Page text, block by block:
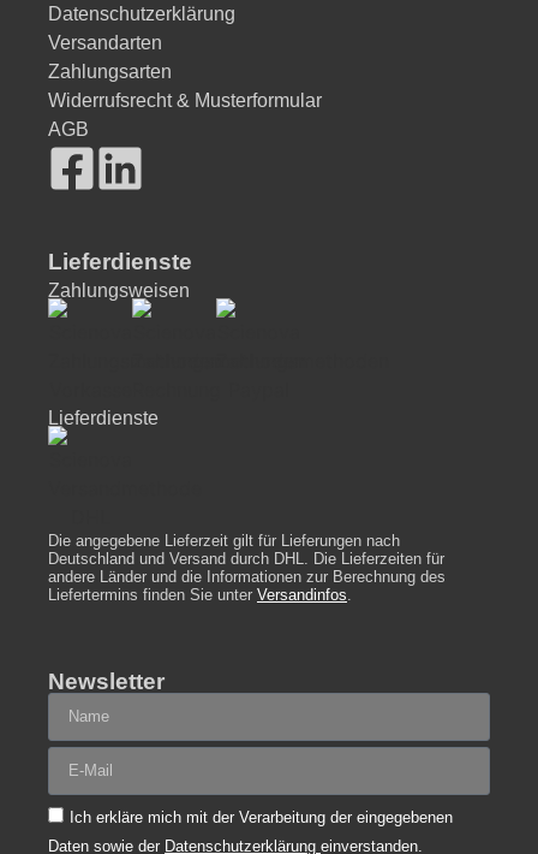
Datenschutzerklärung
Versandarten
Zahlungsarten
Widerrufsrecht & Musterformular
AGB
Lieferdienste
Zahlungsweisen
Lieferdienste
Die angegebene Lieferzeit gilt für Lieferungen nach
Deutschland und Versand durch DHL. Die Lieferzeiten für
andere Länder und die Informationen zur Berechnung des
Liefertermins finden Sie unter Versandinfos.
Newsletter
Ich erkläre mich mit der Verarbeitung der eingegebenen
Daten sowie der Datenschutzerklärung einverstanden.